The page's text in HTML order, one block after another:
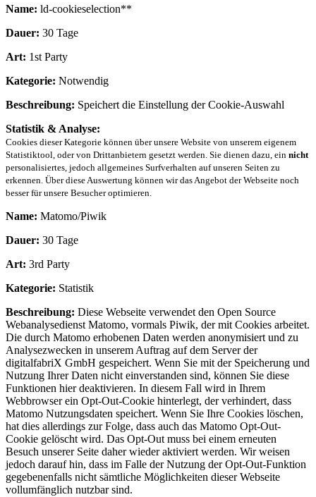
Name: ld-cookieselection**
Dauer: 30 Tage
Art: 1st Party
Kategorie: Notwendig
Beschreibung: Speichert die Einstellung der Cookie-Auswahl
Statistik & Analyse:
Cookies dieser Kategorie können über unsere Website von unserem eigenem
Statistiktool, oder von Drittanbietern gesetzt werden. Sie dienen dazu, ein nicht
personalisiertes, jedoch allgemeines Surfverhalten auf unseren Seiten zu
erkennen. Über diese Auswertung können wir das Angebot der Webseite noch
besser für unsere Besucher optimieren.
Name: Matomo/Piwik
Dauer: 30 Tage
Art: 3rd Party
Kategorie: Statistik
Beschreibung: Diese Webseite verwendet den Open Source
Webanalysedienst Matomo, vormals Piwik, der mit Cookies arbeitet.
Die durch Matomo erhobenen Daten werden anonymisiert und zu
Analysezwecken in unserem Auftrag auf dem Server der
digitalfabriX GmbH gespeichert. Wenn Sie mit der Speicherung und
Nutzung Ihrer Daten nicht einverstanden sind, können Sie diese
Funktionen hier deaktivieren. In diesem Fall wird in Ihrem
Webbrowser ein Opt-Out-Cookie hinterlegt, der verhindert, dass
Matomo Nutzungsdaten speichert. Wenn Sie Ihre Cookies löschen,
hat dies allerdings zur Folge, dass auch das Matomo Opt-Out-
Cookie gelöscht wird. Das Opt-Out muss bei einem erneuten
Besuch unserer Seite daher wieder aktiviert werden. Wir weisen
jedoch darauf hin, dass im Falle der Nutzung der Opt-Out-Funktion
gegebenenfalls nicht sämtliche Möglichkeiten dieser Webseite
vollumfänglich nutzbar sind.